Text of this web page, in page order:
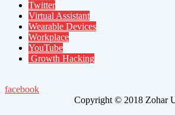
Twitter
Virtual Assistant
Wearable Devices
Workplace
YouTube
Growth Hacking
facebook
Copyright © 2018 Zohar